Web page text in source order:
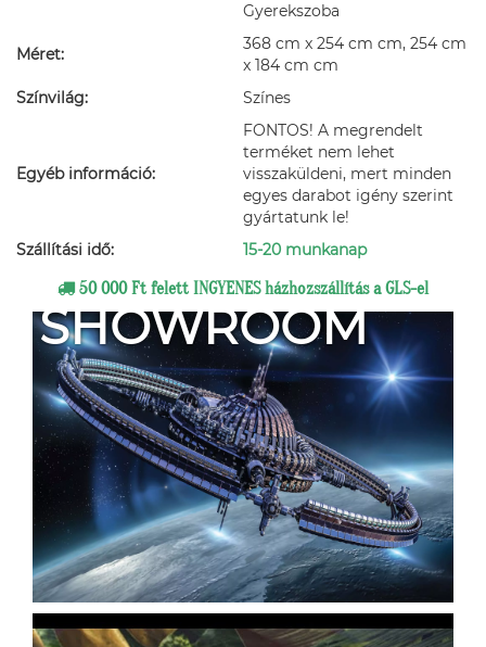
Gyerekszoba
Méret:
368 cm x 254 cm cm, 254 cm
x 184 cm cm
Színvilág:
Színes
Egyéb információ:
FONTOS! A megrendelt
terméket nem lehet
visszaküldeni, mert minden
egyes darabot igény szerint
gyártatunk le!
Szállítási idő:
15-20 munkanap
50 000 Ft felett INGYENES házhozszállítás a GLS-el
SHOWROOM